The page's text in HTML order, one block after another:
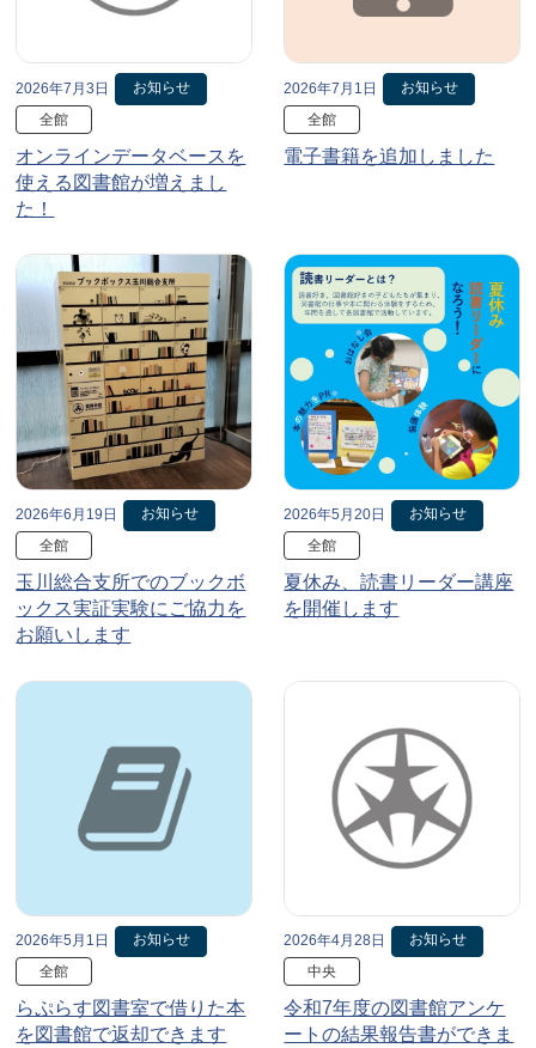
2026年7月3日
お知らせ
全館
オンラインデータベースを
使える図書館が増えまし
た！
2026年7月1日
お知らせ
全館
電子書籍を追加しました
2026年6月19日
お知らせ
全館
玉川総合支所でのブックボ
ックス実証実験にご協力を
お願いします
2026年5月20日
お知らせ
全館
夏休み、読書リーダー講座
を開催します
2026年5月1日
お知らせ
全館
らぷらす図書室で借りた本
を図書館で返却できます
2026年4月28日
お知らせ
中央
令和7年度の図書館アンケ
ートの結果報告書ができま